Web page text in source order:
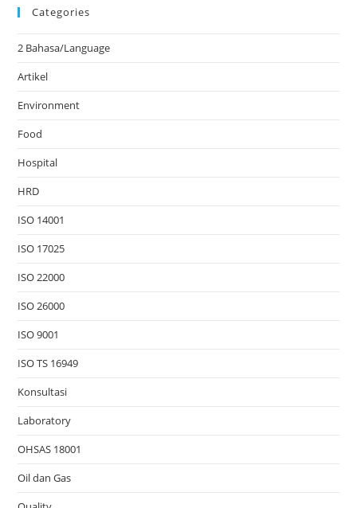
Categories
2 Bahasa/Language
Artikel
Environment
Food
Hospital
HRD
ISO 14001
ISO 17025
ISO 22000
ISO 26000
ISO 9001
ISO TS 16949
Konsultasi
Laboratory
OHSAS 18001
Oil dan Gas